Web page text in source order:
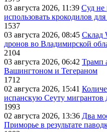
03 августа 2026, 11:39 Суд не
использовать крокодилов
1537
03 августа 2026, 08:45 Склад
дронов во Владимирской
2104
03 августа 2026, 06:42 Трамп
Вашингтоном и Тегераном
1712
02 августа 2026, 15:41
испанскую Сеуту мигрантов
1993
02 августа 2026, 13:36 Два
Приморье в результате